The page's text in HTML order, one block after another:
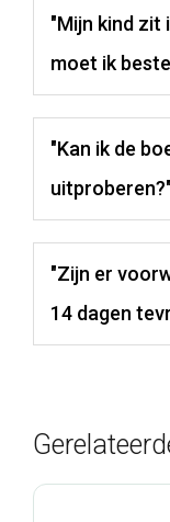
"Mijn kind zit
moet ik
"Kan ik de
uitproberen?"
"Zijn er
14 dagen